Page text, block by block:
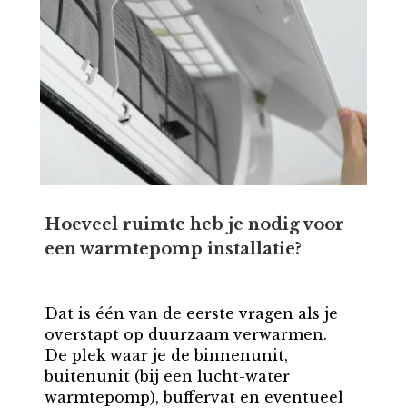
Hoeveel ruimte heb je nodig voor
een warmtepomp installatie?
Dat is één van de eerste vragen als je
overstapt op duurzaam verwarmen.
De plek waar je de binnenunit,
buitenunit (bij een lucht-water
warmtepomp), buffervat en eventueel